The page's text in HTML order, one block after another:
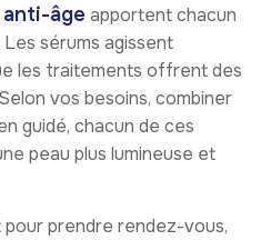
âge apportent chacun
sérums agissent
les traitements offrent des
vos besoins, combiner
guidé, chacun de ces
peau plus lumineuse et
pour prendre rendez-vous,